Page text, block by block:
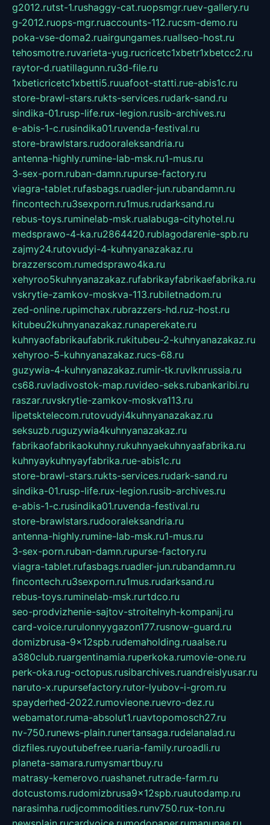
g2012.rutst-1.rushaggy-cat.ruopsmgr.ruev-gallery.ru
g-2012.ruops-mgr.ruaccounts-112.rucsm-demo.ru
poka-vse-doma2.ruairgungames.ruallseo-host.ru
tehosmotre.ruvarieta-yug.rucricetc1xbetr1xbetcc2.ru
raytor-d.ruatillagunn.ru3d-file.ru
1xbeticricetc1xbetti5.ruuafoot-statti.rue-abis1c.ru
store-brawl-stars.rukts-services.rudark-sand.ru
sindika-01.rusp-life.rux-legion.rusib-archives.ru
e-abis-1-c.rusindika01.ruvenda-festival.ru
store-brawlstars.rudooraleksandria.ru
antenna-highly.rumine-lab-msk.ru1-mus.ru
3-sex-porn.ruban-damn.rupurse-factory.ru
viagra-tablet.rufasbags.ruadler-jun.rubandamn.ru
fincontech.ru3sexporn.ru1mus.rudarksand.ru
rebus-toys.ruminelab-msk.rualabuga-cityhotel.ru
medsprawo-4-ka.ru2864420.rublagodarenie-spb.ru
zajmy24.rutovudyi-4-kuhnyanazakaz.ru
brazzerscom.rumedsprawo4ka.ru
xehyroo5kuhnyanazakaz.rufabrikayfabrikaefabrika.ru
vskrytie-zamkov-moskva-113.rubiletnadom.ru
zed-online.rupimchax.rubrazzers-hd.ruz-host.ru
kitubeu2kuhnyanazakaz.runaperekate.ru
kuhnyaofabrikaufabrik.rukitubeu-2-kuhnyanazakaz.ru
xehyroo-5-kuhnyanazakaz.rucs-68.ru
guzywia-4-kuhnyanazakaz.rumir-tk.ruvlknrussia.ru
cs68.ruvladivostok-map.ruvideo-seks.rubankaribi.ru
raszar.ruvskrytie-zamkov-moskva113.ru
lipetsktelecom.rutovudyi4kuhnyanazakaz.ru
seksuzb.ruguzywia4kuhnyanazakaz.ru
fabrikaofabrikaokuhny.rukuhnyaekuhnyaafabrika.ru
kuhnyaykuhnyayfabrika.rue-abis1c.ru
store-brawl-stars.rukts-services.rudark-sand.ru
sindika-01.rusp-life.rux-legion.rusib-archives.ru
e-abis-1-c.rusindika01.ruvenda-festival.ru
store-brawlstars.rudooraleksandria.ru
antenna-highly.rumine-lab-msk.ru1-mus.ru
3-sex-porn.ruban-damn.rupurse-factory.ru
viagra-tablet.rufasbags.ruadler-jun.rubandamn.ru
fincontech.ru3sexporn.ru1mus.rudarksand.ru
rebus-toys.ruminelab-msk.rurtdco.ru
seo-prodvizhenie-sajtov-stroitelnyh-kompanij.ru
card-voice.rurulonnyygazon177.rusnow-guard.ru
domizbrusa-9x12spb.rudemaholding.ruaalse.ru
a380club.ruargentinamia.ruperkoka.rumovie-one.ru
perk-oka.rug-octopus.rusibarchives.ruandreislyusar.ru
naruto-x.rupursefactory.rutor-lyubov-i-grom.ru
spayderhed-2022.rumovieone.ruevro-dez.ru
webamator.ruma-absolut1.ruavtopomosch27.ru
nv-750.runews-plain.runertansaga.rudelanalad.ru
dizfiles.ruyoutubefree.ruaria-family.ruroadli.ru
planeta-samara.rumysmartbuy.ru
matrasy-kemerovo.ruashanet.rutrade-farm.ru
dotcustoms.rudomizbrusa9x12spb.ruautodamp.ru
narasimha.rudjcommodities.runv750.rux-ton.ru